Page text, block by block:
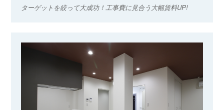
ターゲットを絞って大成功！工事費に見合う大幅賃料UP!